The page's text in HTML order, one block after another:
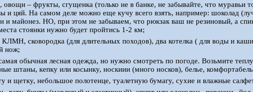
– фрукты, сгущенка (только не в банке, не забывайте, что муравьи
и цяй. На самом деле можно еще кучу всего взять, например: шоколад
и майонез. НО, при этом не забываем, что рюкзак ваш не резиновый, а
стоянки нужно будет пройтись 1-2 км;
КЛМН, сковородка (для длительных походов), два котелка ( для воды и
нож;
обычная лесная одежда, но нужно смотреть по погоде. Возьмите
штаны, кепку или косынку, носкиии (много носков), белье,
и щетку, небольшое полотенце, туалетную бумагу, сухие и влажные